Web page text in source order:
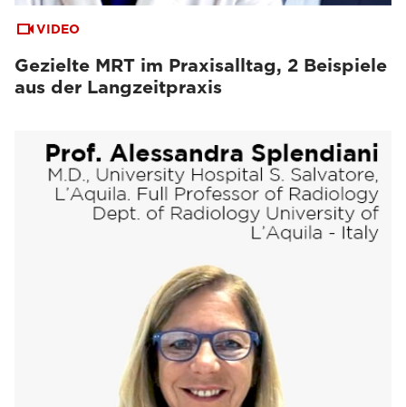
VIDEO
Gezielte MRT im Praxisalltag, 2 Beispiele
aus der Langzeitpraxis